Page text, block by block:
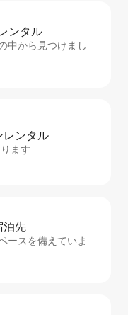
ン⁠タ⁠ル
中から見つけまし
レ⁠ン⁠タ⁠ル
ます
泊⁠先
ースを備えていま